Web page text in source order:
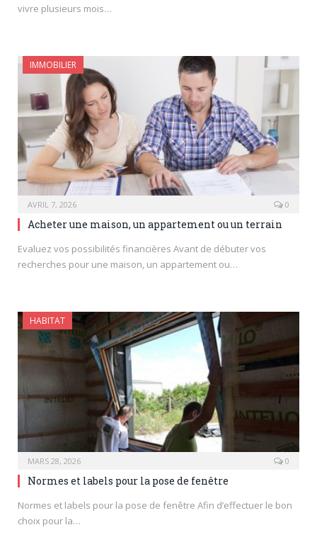
vivre plusieurs mois…
IMMOBILIER
AVRIL 7, 2026 0
Acheter une maison, un appartement ou un terrain
Evaluez vos possibilités financières Avant de débuter vos
recherches pour une maison, un appartement ou…
HABITAT
MARS 28, 2026 0
Normes et labels pour la pose de fenêtre
Normes et labels pour la pose de fenêtre Afin d’effectuer le bon
choix pour la…